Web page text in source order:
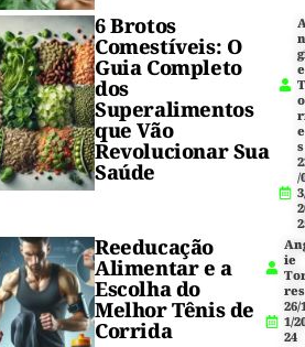
6 Brotos
Comestíveis: O
Guia Completo
dos
Superalimentos
que Vão
Revolucionar Sua
Saúde
n
e
T
o
e
s
/
Reeducação
Alimentar e a
Escolha do
Melhor Tênis de
Corrida
ie
res
26/
1/
24